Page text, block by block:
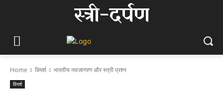
स्त्री-दर्पण
Home विमर्श भारतीय नवजागरण और स्त्री प्रश्न
विमर्श